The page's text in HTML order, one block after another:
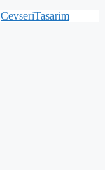
CevseriTasarim